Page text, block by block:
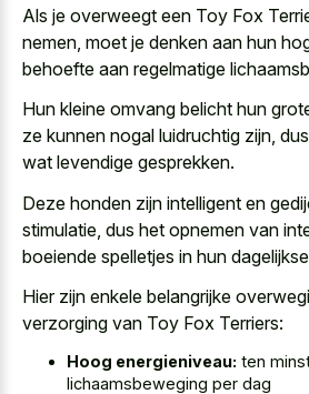
Als je overweegt een Toy Fox
nemen, moet je denken aan hun
behoefte aan regelmatige
Hun kleine omvang belicht hun
ze kunnen nogal luidruchtig zijn, dus
wat levendige gesprekken.
Deze honden zijn intelligent en
stimulatie, dus het opnemen van
boeiende spelletjes in hun
Hier zijn enkele belangrijke
verzorging van Toy Fox Terriers:
Hoog energieniveau: ten
lichaamsbeweging per dag